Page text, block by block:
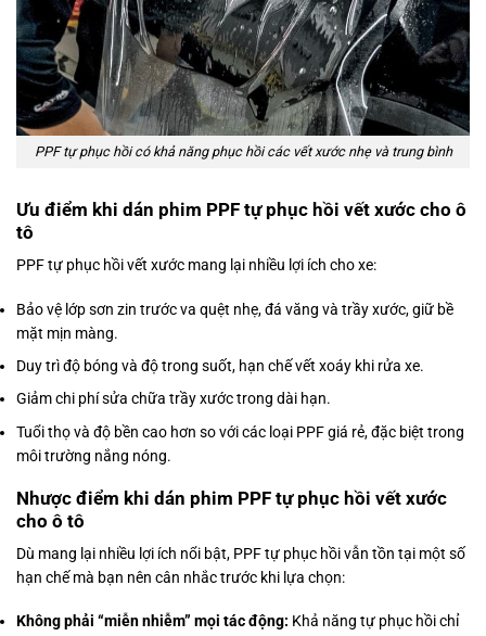
PPF tự phục hồi có khả năng phục hồi các vết xước nhẹ và trung bình
Ưu điểm khi dán phim PPF tự phục hồi vết xước cho ô
tô
PPF tự phục hồi vết xước mang lại nhiều lợi ích cho xe:
Bảo vệ lớp sơn zin trước va quệt nhẹ, đá văng và trầy xước, giữ bề
mặt mịn màng.
Duy trì độ bóng và độ trong suốt, hạn chế vết xoáy khi rửa xe.
Giảm chi phí sửa chữa trầy xước trong dài hạn.
Tuổi thọ và độ bền cao hơn so với các loại PPF giá rẻ, đặc biệt trong
môi trường nắng nóng.
Nhược điểm khi dán phim PPF tự phục hồi vết xước
cho ô tô
Dù mang lại nhiều lợi ích nổi bật, PPF tự phục hồi vẫn tồn tại một số
hạn chế mà bạn nên cân nhắc trước khi lựa chọn:
Không phải “miễn nhiễm” mọi tác động: Khả năng tự phục hồi chỉ